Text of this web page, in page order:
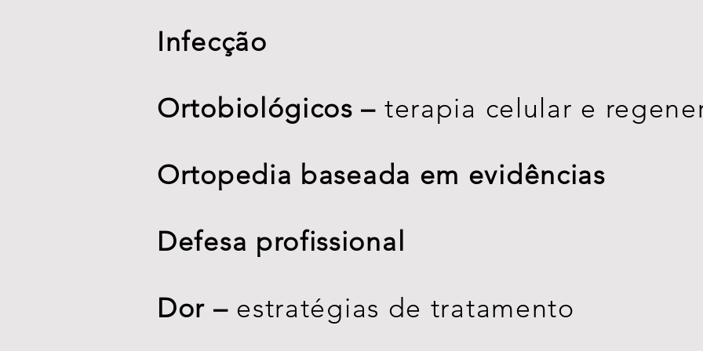
Infecção
Ortobiológicos – terapia celular e
Ortopedia baseada em evidências
Defesa profissional
Dor – estratégias de tratamento